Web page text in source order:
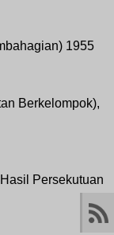
1955
Berkelompok),
Persekutuan